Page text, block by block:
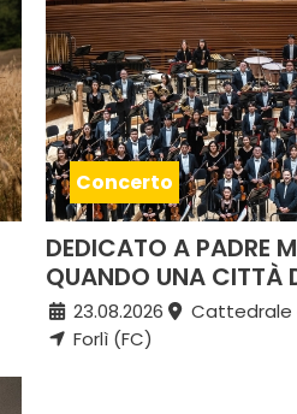
Concerto
DEDICATO A PADRE
QUANDO UNA CITTÀ
23.08.2026
Cattedrale
Forlì (FC)